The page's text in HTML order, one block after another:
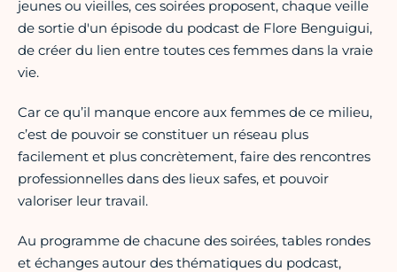
jeunes ou vieilles, ces soirées proposent, chaque veille
de sortie d'un épisode du podcast de Flore Benguigui,
de créer du lien entre toutes ces femmes dans la vraie
vie.
Car ce qu’il manque encore aux femmes de ce milieu,
c’est de pouvoir se constituer un réseau plus
facilement et plus concrètement, faire des rencontres
professionnelles dans des lieux safes, et pouvoir
valoriser leur travail.
Au programme de chacune des soirées, tables rondes
et échanges autour des thématiques du podcast,